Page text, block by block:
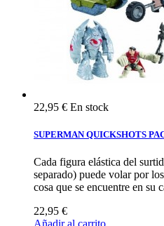
22,95 € En stock
SUPERMAN QUICKSHOTS
Cada figura elástica del
separado) puede volar por
cosa que se encuentre en su
22,95 €
Añadir al carrito